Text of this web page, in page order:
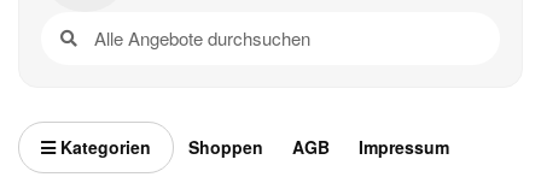
Kategorien Shoppen AGB Impressum